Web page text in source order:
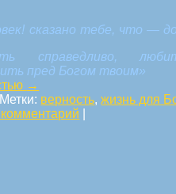
сказано тебе, что —
справедливо,
пред Богом твоим»
→
Метки: верность,жизнь для